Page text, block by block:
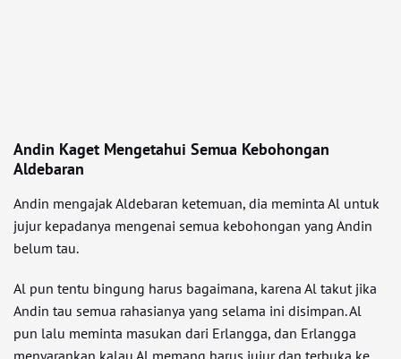
Andin Kaget Mengetahui Semua Kebohongan
Aldebaran
Andin mengajak Aldebaran ketemuan, dia meminta Al untuk
jujur kepadanya mengenai semua kebohongan yang Andin
belum tau.
Al pun tentu bingung harus bagaimana, karena Al takut jika
Andin tau semua rahasianya yang selama ini disimpan. Al
pun lalu meminta masukan dari Erlangga, dan Erlangga
menyarankan kalau Al memang harus jujur dan terbuka ke